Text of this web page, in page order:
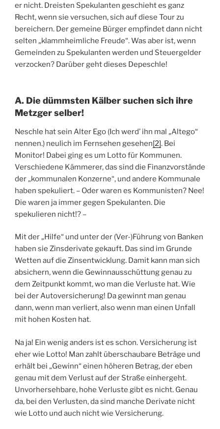
er nicht. Dreisten Spekulanten geschieht es ganz
Recht, wenn sie versuchen, sich auf diese Tour zu
bereichern. Der gemeine Bürger empfindet dann nicht
selten „klammheimliche Freude“. Was aber ist, wenn
Gemeinden zu Spekulanten werden und Steuergelder
verzocken? Darüber geht dieses Depeschle!
A. Die dümmsten Kälber suchen sich ihre
Metzger selber!
Neschle hat sein Alter Ego (Ich werd’ ihn mal „Altego“
nennen.) neulich im Fernsehen gesehen[2]. Bei
Monitor! Dabei ging es um Lotto für Kommunen.
Verschiedene Kämmerer, das sind die Finanzvorstände
der „kommunalen Konzerne“, und andere Kommunale
haben spekuliert. – Oder waren es Kommunisten? Nee!
Die waren ja immer gegen Spekulanten. Die
spekulieren nicht!? –
Mit der „Hilfe“ und unter der (Ver-)Führung von Banken
haben sie Zinsderivate gekauft. Das sind im Grunde
Wetten auf die Zinsentwicklung. Damit kann man sich
absichern, wenn die Gewinnausschüttung genau zu
dem Zeitpunkt kommt, wo man die Verluste hat. Wie
bei der Autoversicherung! Da gewinnt man genau
dann, wenn man verliert, also wenn man einen Unfall
mit hohen Kosten hat.
Na ja! Ein wenig anders ist es schon. Versicherung ist
eher wie Lotto! Man zahlt überschaubare Beträge und
erhält bei „Gewinn“ einen höheren Betrag, der eben
genau mit dem Verlust auf der Straße einhergeht.
Unvorhersehbare, hohe Verluste gibt es nicht. Genau
da, bei den Verlusten, da sind manche Derivate nicht
wie Lotto und auch nicht wie Versicherung.